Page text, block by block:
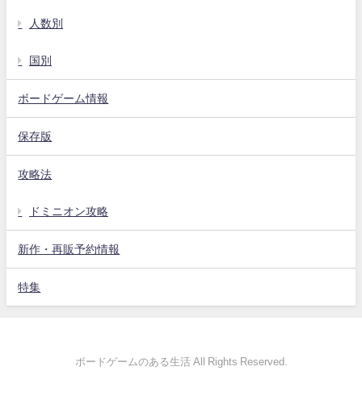
人数別
国別
ボードゲーム情報
保存版
攻略法
ドミニオン攻略
新作・再販予約情報
特集
ボードゲームのある生活 All Rights Reserved.